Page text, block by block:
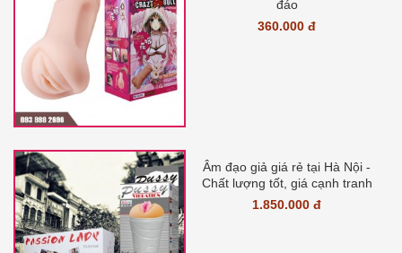
đáo
360.000 đ
Âm đạo giả giá rẻ tại Hà Nội -
Chất lượng tốt, giá cạnh tranh
1.850.000 đ